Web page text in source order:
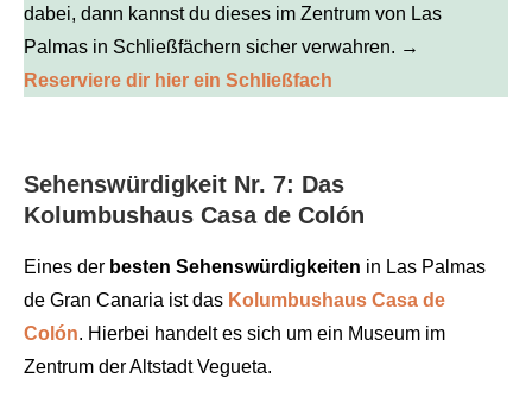
dabei, dann kannst du dieses im Zentrum von Las
Palmas in Schließfächern sicher verwahren. →
Reserviere dir hier ein Schließfach
Sehenswürdigkeit Nr. 7: Das
Kolumbushaus Casa de Colón
Eines der besten Sehenswürdigkeiten in Las Palmas
de Gran Canaria ist das Kolumbushaus Casa de
Colón. Hierbei handelt es sich um ein Museum im
Zentrum der Altstadt Vegueta.